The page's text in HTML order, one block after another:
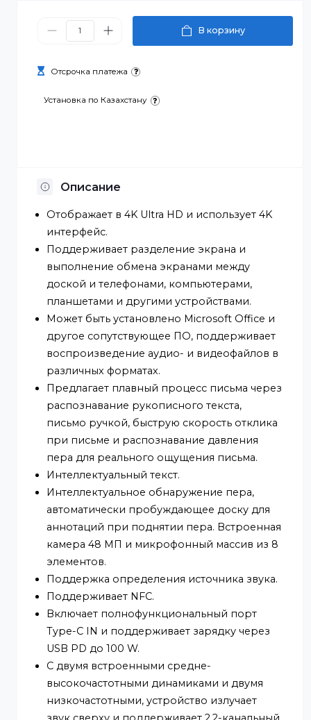
989 000 ₸
Установка по Казахстану
Описание
Отображает в 4K Ultra HD и использует 4K
интерфейс.
Поддерживает разделение экрана и
выполнение обмена экранами между
доской и телефонами, компьютерами,
планшетами и другими устройствами.
Может быть установлено Microsoft Office и
другое сопутствующее ПО, поддерживает
воспроизведение аудио- и видеофайлов в
различных форматах.
Предлагает плавный процесс письма
распознавание рукописного текста,
письмо ручкой, быструю скорость отклика
при письме и распознавание давления
пера для реального ощущения письма.
Интеллектуальный текст.
Интеллектуальное обнаружение пера,
автоматически пробуждающее доску для
аннотаций при поднятии пера.
камера 48 МП и микрофонный массив из 8
Поддержка определения источника звука.